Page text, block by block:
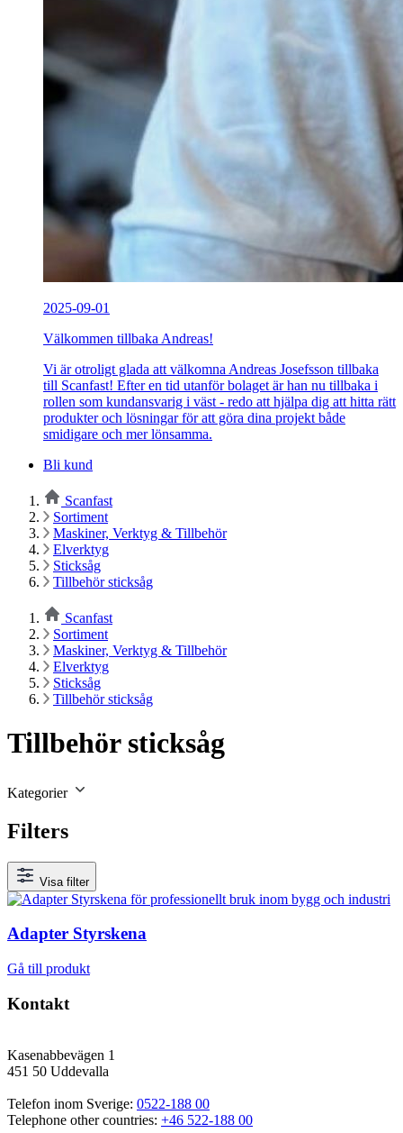
2025-09-01
Välkommen tillbaka Andreas!
Vi är otroligt glada att välkomna Andreas Josefsson tillbaka
till Scanfast! Efter en tid utanför bolaget är han nu tillbaka i
rollen som kundansvarig i väst - redo att hjälpa dig att hitta rätt
produkter och lösningar för att göra dina projekt både
smidigare och mer lönsamma.
Bli kund
Scanfast
Sortiment
Maskiner, Verktyg & Tillbehör
Elverktyg
Sticksåg
Tillbehör sticksåg
Scanfast
Sortiment
Maskiner, Verktyg & Tillbehör
Elverktyg
Sticksåg
Tillbehör sticksåg
Tillbehör sticksåg
Kategorier
Filters
Visa filter
Adapter Styrskena
Gå till produkt
Kontakt
Kasenabbevägen 1
451 50 Uddevalla
Telefon inom Sverige: 0522-188 00
Telephone other countries: +46 522-188 00